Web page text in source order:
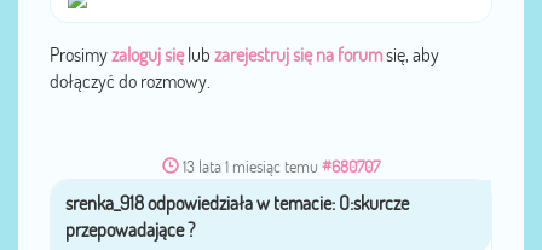
Prosimyzaloguj sięlub zarejestruj się na forumsię, aby
dołączyć do rozmowy.
13 lata 1 miesiąc temu #680707
przezsrenka_918